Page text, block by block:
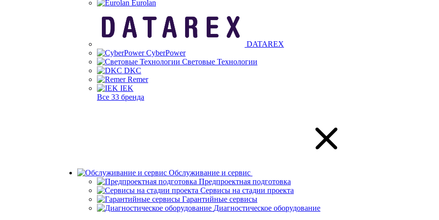
Eurolan
DATAREX
CyberPower
Световые Технологии
DKC
Remer
IEK
Все 33 бренда
Обслуживание и сервис
Предпроектная подготовка
Сервисы на стадии проекта
Гарантийные сервисы
Диагностическое оборудование